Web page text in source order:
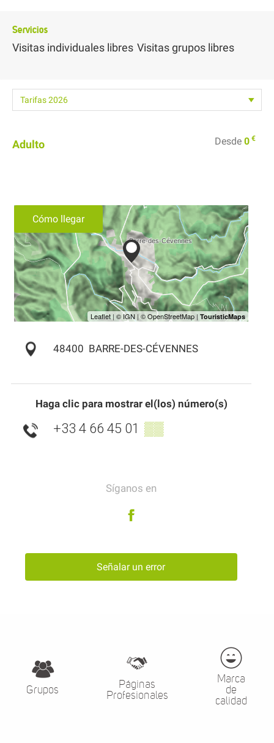
Servicios
Visitas individuales libres Visitas grupos libres
Adulto Desde 0 €
Cómo llegar
48400 BARRE-DES-CÉVENNES
Haga clic para mostrar el(los) número(s)
+33 4 66 45 01 ▒▒
Síganos en
Señalar un error
Grupos
Páginas
Profesionales
Marca
de
calidad